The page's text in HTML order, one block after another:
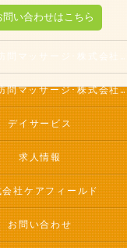
問い合わせはこちら
東大阪の訪問マッサージ･株式会社ケアフィールドのお客様の声
デイサービス
求人情報
社ケアフィールド
お問い合わせ